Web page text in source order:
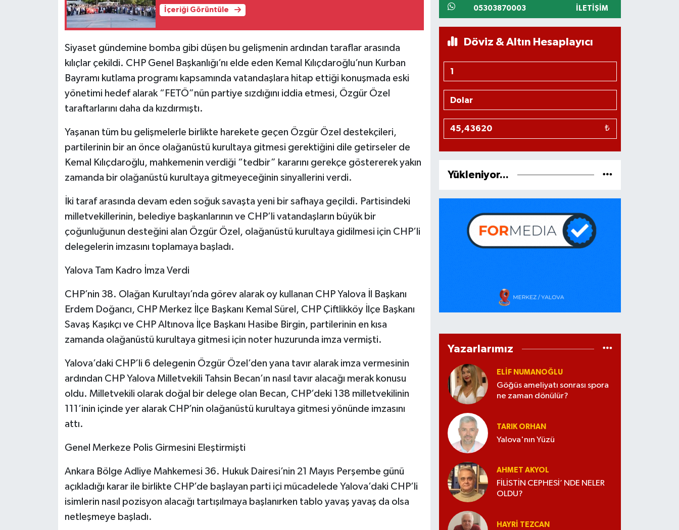
İçeriği Görüntüle
Siyaset gündemine bomba gibi düşen bu gelişmenin ardından taraflar arasında
kılıçlar çekildi. CHP Genel Başkanlığı’nı elde eden Kemal Kılıçdaroğlu’nun Kurban
Bayramı kutlama programı kapsamında vatandaşlara hitap ettiği konuşmada eski
yönetimi hedef alarak “FETÖ”nün partiye sızdığını iddia etmesi, Özgür Özel
taraftarlarını daha da kızdırmıştı.
Yaşanan tüm bu gelişmelerle birlikte harekete geçen Özgür Özel destekçileri,
partilerinin bir an önce olağanüstü kurultaya gitmesi gerektiğini dile getirseler de
Kemal Kılıçdaroğlu, mahkemenin verdiği “tedbir” kararını gerekçe göstererek yakın
zamanda bir olağanüstü kurultaya gitmeyeceğinin sinyallerini verdi.
İki taraf arasında devam eden soğuk savaşta yeni bir safhaya geçildi. Partisindeki
milletvekillerinin, belediye başkanlarının ve CHP’li vatandaşların büyük bir
çoğunluğunun desteğini alan Özgür Özel, olağanüstü kurultaya gidilmesi için CHP’li
delegelerin imzasını toplamaya başladı.
Yalova Tam Kadro İmza Verdi
CHP’nin 38. Olağan Kurultayı’nda görev alarak oy kullanan CHP Yalova İl Başkanı
Erdem Doğancı, CHP Merkez İlçe Başkanı Kemal Sürel, CHP Çiftlikköy İlçe Başkanı
Savaş Kaşıkçı ve CHP Altınova İlçe Başkanı Hasibe Birgin, partilerinin en kısa
zamanda olağanüstü kurultaya gitmesi için noter huzurunda imza vermişti.
Yalova’daki CHP’li 6 delegenin Özgür Özel’den yana tavır alarak imza vermesinin
ardından CHP Yalova Milletvekili Tahsin Becan’ın nasıl tavır alacağı merak konusu
oldu. Milletvekili olarak doğal bir delege olan Becan, CHP’deki 138 milletvekilinin
111’inin içinde yer alarak CHP’nin olağanüstü kurultaya gitmesi yönünde imzasını
attı.
Genel Merkeze Polis Girmesini Eleştirmişti
Ankara Bölge Adliye Mahkemesi 36. Hukuk Dairesi’nin 21 Mayıs Perşembe günü
açıkladığı karar ile birlikte CHP’de başlayan parti içi mücadelede Yalova’daki CHP’li
isimlerin nasıl pozisyon alacağı tartışılmaya başlanırken tablo yavaş yavaş da olsa
netleşmeye başladı.
05303870003 İLETIŞIM
Döviz & Altın Hesaplayıcı
₺
Yükleniyor...
Yazarlarımız
ELİF NUMANOĞLU
Göğüs ameliyatı sonrası spora
ne zaman dönülür?
TARIK ORHAN
Yalova'nın Yüzü
AHMET AKYOL
FİLİSTİN CEPHESİ’ NDE NELER
OLDU?
HAYRI TEZCAN